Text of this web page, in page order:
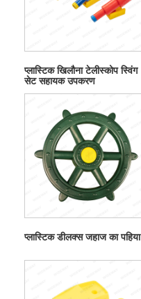
प्लास्टिक खिलौना टेलीस्कोप स्विंग
सेट सहायक उपकरण
प्लास्टिक डीलक्स जहाज का पहिया